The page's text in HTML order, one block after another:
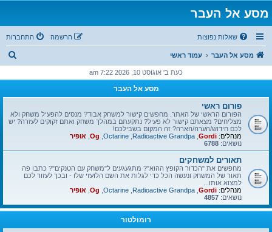
מסע אל העבר
שאלות נפוצות התחברות הרשמה
מסע אל העבר עמוד ראשי
ו
כעת ב' אוגוסט 10, 2026 7:22 am
מסע אל העבר
פורום ראשי
הפורום הראשי של האתר. מחפשים קישור למשחק אבוד? מנסים להפעיל משחק ולא
מצליחים? מצאתם קישור לא פעיל? נתקעתם במהלך משחק ואתם זקוקים לעזרה? יש
לכם חידוש/הערה/הארה? זה המקום בשבילכם!
מנהלים: Gordi
Radioactive Grandpa
Octarine
Og אופיר
נושאים: 6788
תאורים למשחקים
מחפשים את "הכדור הקופץ ההוא"? מתגעגעים ל"משחק עם הטנקים"? כתבו פה
תאור של המשחק ונעשה הכל כדי לגלות את השם הלועזי שלו - ובכך לעזור לכם
למצוא אותו...
מנהלים: Gordi
Radioactive Grandpa
Octarine
Og אופיר
נושאים: 4857
רומולטור